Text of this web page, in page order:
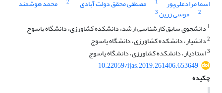
اسما مرادعلی‌پور
1 مصطفی محقق دولت آبادی 2 محمد هوشمند
2 موسی زرین3
1 دانشجوی سابق کارشناسی ارشد، دانشکده کشاورزی، دانشگاه یاسوج
2دانشیار، دانشکده کشاورزی، دانشگاه یاسوج
3استادیار، دانشکده کشاورزی، دانشگاه یاسوج
10.22059/ijas.2019.261406.653649
چکیده